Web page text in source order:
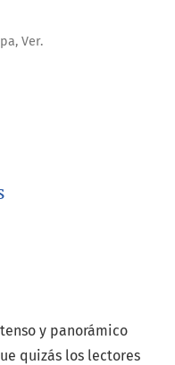
Ver.
y panorámico
quizás los lectores